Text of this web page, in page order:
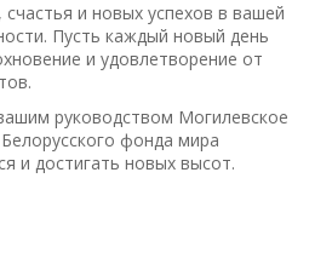
и новых успехов в вашей
Пусть каждый новый день
и удовлетворение от
руководством Могилевское
фонда мира
и достигать новых высот.